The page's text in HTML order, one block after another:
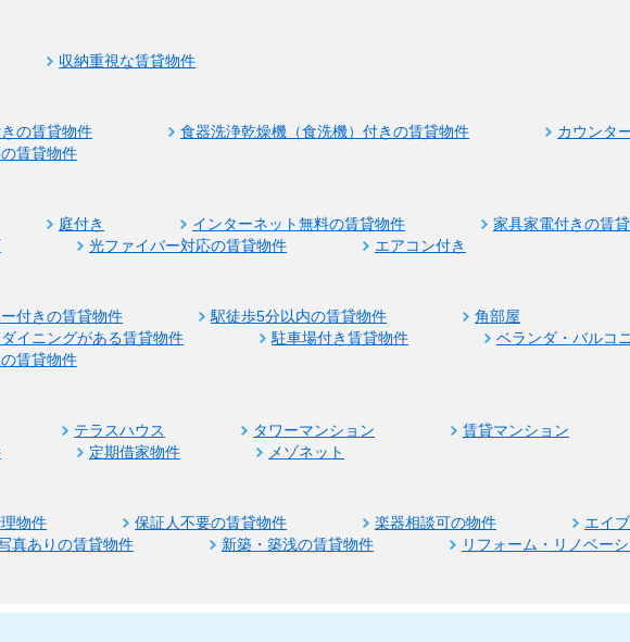
収納重視な賃貸物件
の賃貸物件 食器洗浄乾燥機（食洗機）付きの賃貸物件
カウンタ
賃貸物件
庭付き インターネット無料の賃貸物件
家具家電付きの賃
光ファイバー対応の賃貸物件 エアコン付き
付きの賃貸物件 駅徒歩5分以内の賃貸物件
角部屋
イニングがある賃貸物件
駐車場付き賃貸物件
ベランダ・バルコ
賃貸物件
テラスハウス タワーマンション 賃貸マンション
定期借家物件 メゾネット
物件 保証人不要の賃貸物件 楽器相談可の物件
エイ
真ありの賃貸物件
新築・築浅の賃貸物件 リフォーム・リノベー